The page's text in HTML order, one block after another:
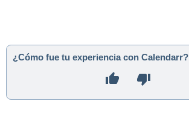
¿Cómo fue tu experiencia con Calendarr?